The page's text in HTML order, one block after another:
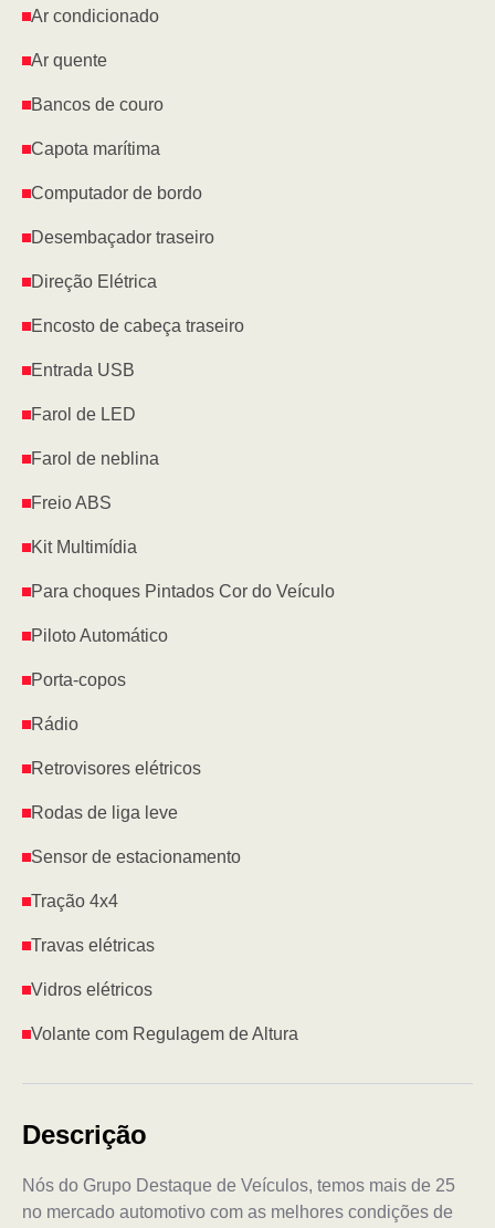
Ar condicionado
Ar quente
Bancos de couro
Capota marítima
Computador de bordo
Desembaçador traseiro
Direção Elétrica
Encosto de cabeça traseiro
Entrada USB
Farol de LED
Farol de neblina
Freio ABS
Kit Multimídia
Para choques Pintados Cor do Veículo
Piloto Automático
Porta-copos
Rádio
Retrovisores elétricos
Rodas de liga leve
Sensor de estacionamento
Tração 4x4
Travas elétricas
Vidros elétricos
Volante com Regulagem de Altura
Descrição
Nós do Grupo Destaque de Veículos, temos mais de 25
no mercado automotivo com as melhores condições de